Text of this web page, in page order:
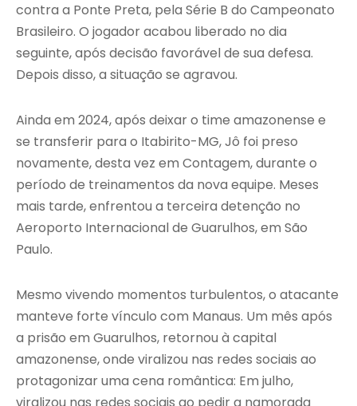
contra a Ponte Preta, pela Série B do Campeonato
Brasileiro. O jogador acabou liberado no dia
seguinte, após decisão favorável de sua defesa.
Depois disso, a situação se agravou.
Ainda em 2024, após deixar o time amazonense e
se transferir para o Itabirito-MG, Jô foi preso
novamente, desta vez em Contagem, durante o
período de treinamentos da nova equipe. Meses
mais tarde, enfrentou a terceira detenção no
Aeroporto Internacional de Guarulhos, em São
Paulo.
Mesmo vivendo momentos turbulentos, o atacante
manteve forte vínculo com Manaus. Um mês após
a prisão em Guarulhos, retornou à capital
amazonense, onde viralizou nas redes sociais ao
protagonizar uma cena romântica: Em julho,